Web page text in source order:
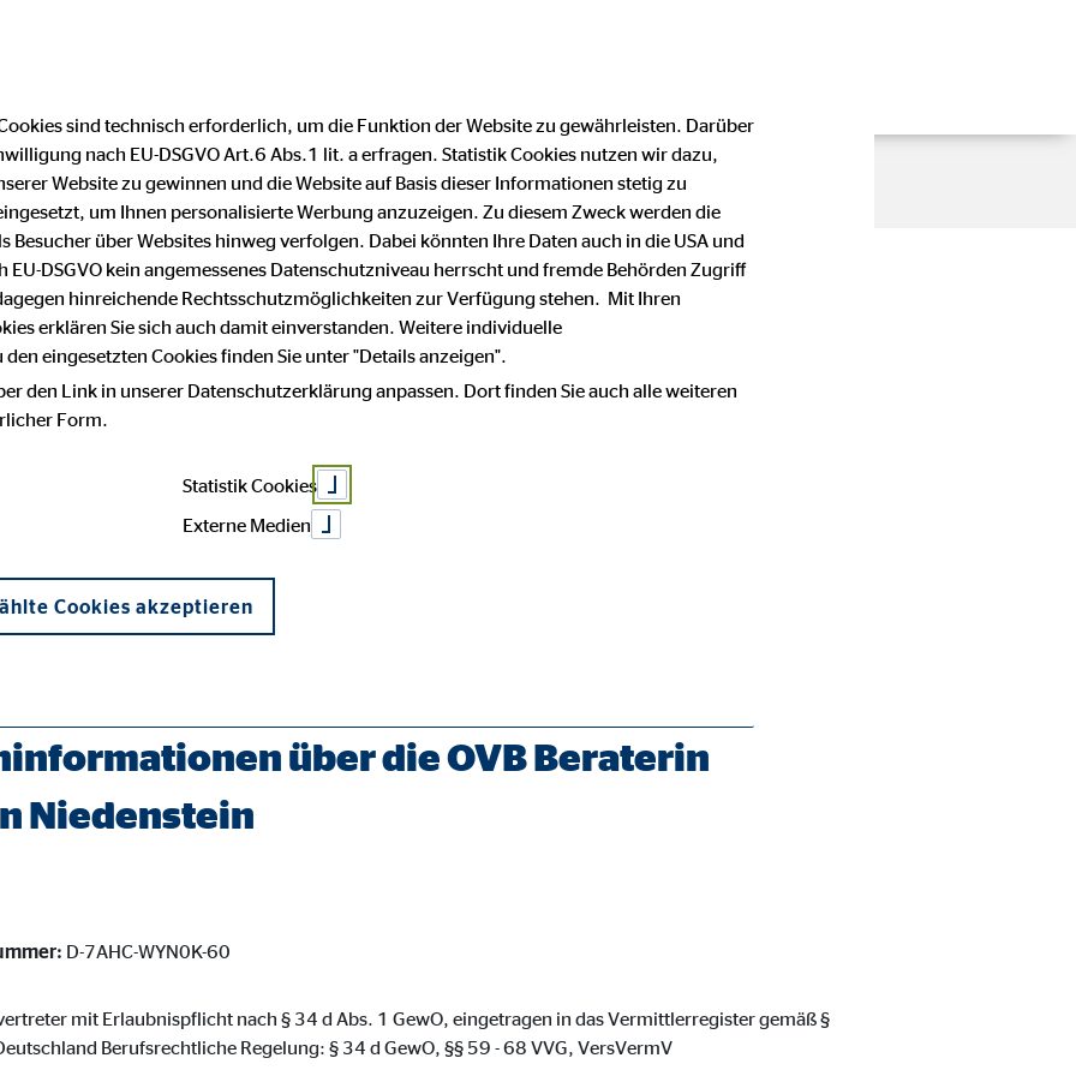
Datenschutz
AG
über die OVB Beraterin
Niedenstein
D-7AHC-WYN0K-60
mit Erlaubnispflicht nach § 34 d Abs. 1 GewO, eingetragen in das Vermittlerregister gemäß §
Berufsrechtliche Regelung: § 34 d GewO, §§ 59 - 68 VVG, VersVermV
sind technisch erforderlich, um die Funktion der Website zu gewährleisten. Darüber
nach EU-DSGVO Art.6 Abs.1 lit. a erfragen. Statistik Cookies nutzen wir dazu,
Website zu gewinnen und die Website auf Basis dieser Informationen stetig zu
um Ihnen personalisierte Werbung anzuzeigen. Zu diesem Zweck werden die
Besucher über Websites hinweg verfolgen. Dabei könnten Ihre Daten auch in die USA und
DSGVO kein angemessenes Datenschutzniveau herrscht und fremde Behörden Zugriff
hinreichende Rechtsschutzmöglichkeiten zur Verfügung stehen. Mit Ihren
erklären Sie sich auch damit einverstanden. Weitere individuelle
eingesetzten Cookies finden Sie unter "Details anzeigen".
den Link in unserer Datenschutzerklärung anpassen. Dort finden Sie auch alle weiteren
Form.
Statistik Cookies
Externe Medien
Cookies akzeptieren
und sind für die einwandfreie Funktion der Website erforderlich. Die Deaktivierung kann die
Association
von Benutzereinstellungen